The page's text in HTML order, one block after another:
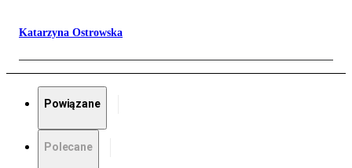
Katarzyna Ostrowska
Powiązane
Polecane